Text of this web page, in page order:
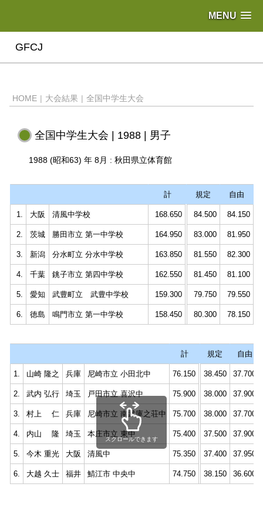
MENU
GFCJ
HOME | 大会結果 | 全国中学生大会
全国中学生大会 | 1988 | 男子
1988 (昭和63) 年 8月 : 秋田県立体育館
計 規定 自由
1. 大阪 清風中学校 168.650 84.500 84.150
2. 茨城 勝田市立 第一中学校 164.950 83.000 81.950
3. 新潟 分水町立 分水中学校 163.850 81.550 82.300
4. 千葉 銚子市立 第四中学校 162.550 81.450 81.100
5. 愛知 武豊町立 武豊中学校 159.300 79.750 79.550
6. 徳島 鳴門市立 第一中学校 158.450 80.300 78.150
計 規定 自由
1. 山崎 隆之 兵庫 尼崎市立 小田北中 76.150 38.450 37.700
2. 武内 弘行 埼玉 戸田市立 喜沢中 75.900 38.000 37.900
3. 村上 仁 兵庫 尼崎市立 南武庫之荘中 75.700 38.000 37.700
4. 内山 隆 埼玉 本庄市立 東中 75.400 37.500 37.900
5. 今木 重光 大阪 清風中 75.350 37.400 37.950
6. 大越 久士 福井 鯖江市 中央中 74.750 38.150 36.600
スクロールできます